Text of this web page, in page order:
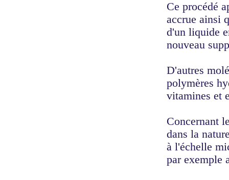
Ce procédé
accrue ainsi
d'un liquide
nouveau
D'autres
polymères
vitamines et
Concernant
dans la
à l'échelle
par exemple